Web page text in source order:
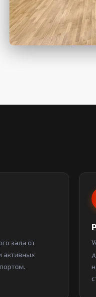
зала от
активных